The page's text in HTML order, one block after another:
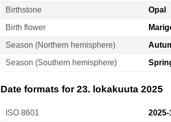
Birthstone Opal
Birth flower
Season (Northern hemisphere)
Season (Southern hemisphere)
Date formats for 23. lokakuuta 2025
ISO 8601 2025-